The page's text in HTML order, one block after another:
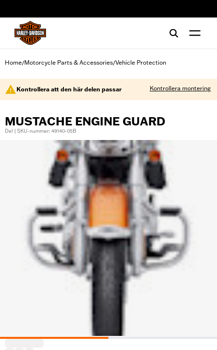
Home/Motorcycle Parts & Accessories/Vehicle Protection
Kontrollera att den här delen passar Kontrollera montering
MUSTACHE ENGINE GUARD
Del | SKU-nummer: 49140-05B